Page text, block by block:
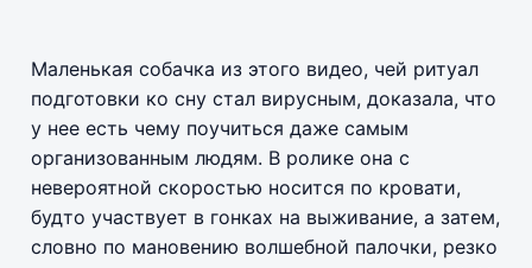
Маленькая собачка из этого видео, чей ритуал
подготовки ко сну стал вирусным, доказала, что
у нее есть чему поучиться даже самым
организованным людям. В ролике она с
невероятной скоростью носится по кровати,
будто участвует в гонках на выживание, а затем,
словно по мановению волшебной палочки, резко